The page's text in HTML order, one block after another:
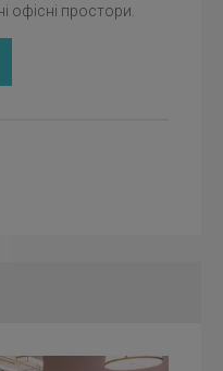
офісні простори.